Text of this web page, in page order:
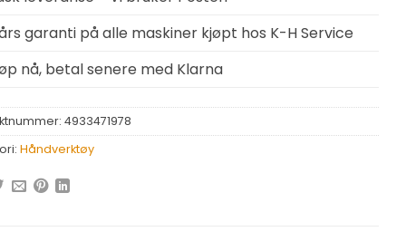
garanti på alle maskiner kjøpt hos K-H Service
nå, betal senere med Klarna
4933471978
Håndverktøy